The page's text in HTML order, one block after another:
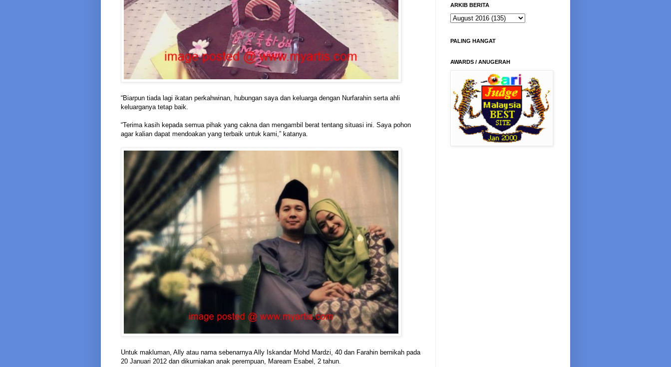
“Biarpun tiada lagi ikatan perkahwinan, hubungan saya dan keluarga dengan Nurfarahin serta ahli
keluarganya tetap baik.
“Terima kasih kepada semua pihak yang cakna dan mengambil berat tentang situasi ini. Saya pohon
agar kalian dapat mendoakan yang terbaik untuk kami,” katanya.
Untuk makluman, Ally atau nama sebenarnya Ally Iskandar Mohd Mardzi, 40 dan Farahin bernikah pada
20 Januari 2012 dan dikurniakan anak perempuan, Maream Esabel, 2 tahun.
ARKIB BERITA
PALING HANGAT
AWARDS / ANUGERAH